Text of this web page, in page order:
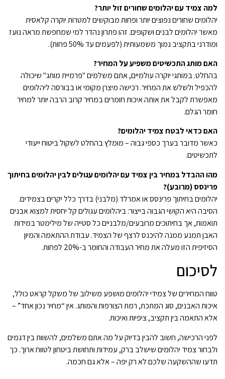
למה צמיד עם יהלומים שחורים זול יותר?
יהלומים שחורים נפוצים יותר ופחות מבוקשים למטרות יוקרה קלאסית
מאשר יהלומים לבנים ושקופים. זהו פתרון נהדר למי שמחפשת מראה נועז
ומודרני בתקציב נמוך משמעותית (לפעמים עד 50% פחות).
האם מותג התכשיטים משפיע על המחיר?
בהחלט. במותגי יוקרה עולמיים, אתם משלמים "פרמיית מותג" שיכולה
להכפיל ולשלש את המחיר. רכישה מיצרן מקומי או בבורסה ליהלומים
מאפשרת לקבל את אותה איכות חומרים במחיר קרוב הרבה יותר למחיר
חומר הגלם.
האם כדאי לבטח צמיד יהלומים?
כאשר מדובר בערך כספי גבוה – מומלץ בהחלט לשקול ביטוח ייעודי
לתכשיטים.
מהו ההבדל במחיר בין צמיד עם יהלומים עגולים לבין יהלומים בחיתוך
פרינסס (מרובע)?
יהלומים בחיתוך פרינסס או אמרלד (מלבני) בדרך כלל יקרים בצמידים.
הסיבה היא הקושי הגבוה בייצור: ביהלומים עגולים קל יחסית למצוא אבנים
תואמות, אך בחיתוכים מרובעים/מלבניים כל סטייה של מילימטר במידות
האבן תמנע ממנה להיכנס לרצף של הצמיד. עבודת ההתאמה והמיון
הסיזיפית הזו מעלה את מחיר העבודה והחומר ב-20% לפחות.
לסיכום
טווח המחירים של צמידי יהלומים מושפע משילוב של משקל קראט כולל,
איכות האבנים, סוג המתכת, רמת הצורפות והמותג. אין “מחיר נכון אחד” –
אלא התאמה בין תקציב, ציפיות ואיכות.
לפני הרכישה, חשוב להבין בדיוק על מה אתם משלמים, להשוות בין דגמים
ולבחור צמיד יהלומים שישלב ברק, עמידות ותחושת ביטחון לטווח ארוך. כך
תדעו שההשקעה שלכם לא רק יפה – אלא גם חכמה.